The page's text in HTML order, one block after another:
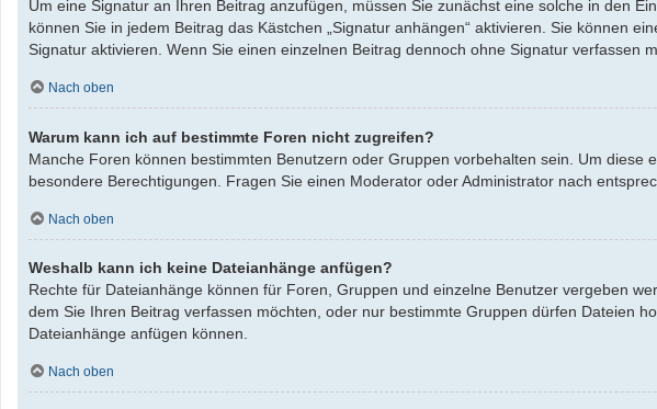
Um eine Signatur an Ihren Beitrag anzufügen, müssen Sie zunächst eine solche in den
können Sie in jedem Beitrag das Kästchen „Signatur anhängen“ aktivieren. Sie können
Signatur aktivieren. Wenn Sie einen einzelnen Beitrag dennoch ohne Signatur verfassen
Nach oben
Warum kann ich auf bestimmte Foren nicht zugreifen?
Manche Foren können bestimmten Benutzern oder Gruppen vorbehalten sein. Um
besondere Berechtigungen. Fragen Sie einen Moderator oder Administrator nach
Nach oben
Weshalb kann ich keine Dateianhänge anfügen?
Rechte für Dateianhänge können für Foren, Gruppen und einzelne Benutzer vergeben
dem Sie Ihren Beitrag verfassen möchten, oder nur bestimmte Gruppen dürfen Dateien
Dateianhänge anfügen können.
Nach oben